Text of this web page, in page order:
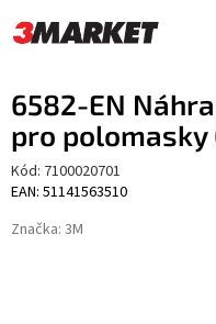
na
obsah
6582-EN
pro polomasky
Kód: 7100020701
EAN: 51141563510
Značka: 3M